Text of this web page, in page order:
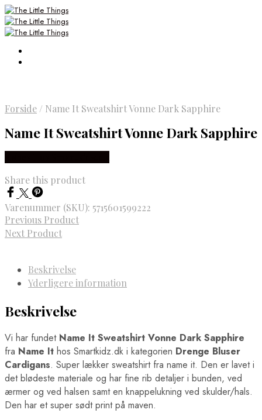
Forside / Name It Sweatshirt Vonne Dark Sapphire
Name It Sweatshirt Vonne Dark Sapphire
Share this product
Varenummer (SKU): 5715601599222
Previous Product
Next Product
Beskrivelse
Yderligere information
Beskrivelse
Vi har fundet Name It Sweatshirt Vonne Dark Sapphire
fra Name It hos Smartkidz.dk i kategorien Drenge Bluser
Cardigans. Super lækker sweatshirt fra name it. Den er lavet i
det blødeste materiale og har fine rib detaljer i bunden, ved
ærmer og ved halsen samt en knappelukning ved skulder/hals.
Den har et super sødt print på maven.